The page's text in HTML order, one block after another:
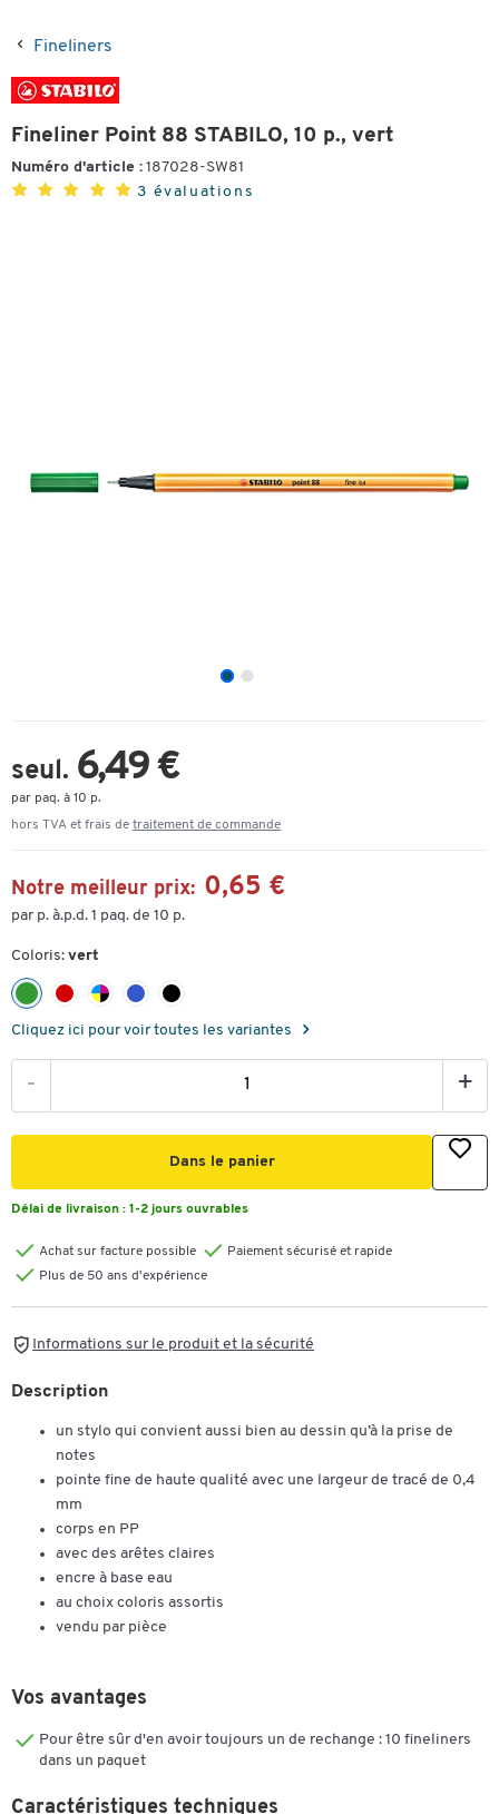
Fineliners
Fineliner Point 88 STABILO, 10 p., vert
Numéro d'article : 187028-SW81
3 évaluations
seul. 6,49 €
par paq. à 10 p.
hors TVA et frais de traitement de commande
Notre meilleur prix: 0,65 €
par p. à.p.d. 1 paq. de 10 p.
Coloris: vert
Cliquez ici pour voir toutes les variantes
- +
Dans le panier
Délai de livraison : 1-2 jours ouvrables
Achat sur facture possible
Paiement sécurisé et rapide
Plus de 50 ans d'expérience
Informations sur le produit et la sécurité
Description
un stylo qui convient aussi bien au dessin qu’à la prise de
notes
pointe fine de haute qualité avec une largeur de tracé de 0,4
mm
corps en PP
avec des arêtes claires
encre à base eau
au choix coloris assortis
vendu par pièce
Vos avantages
Pour être sûr d'en avoir toujours un de rechange : 10 fineliners
dans un paquet
Caractéristiques techniques